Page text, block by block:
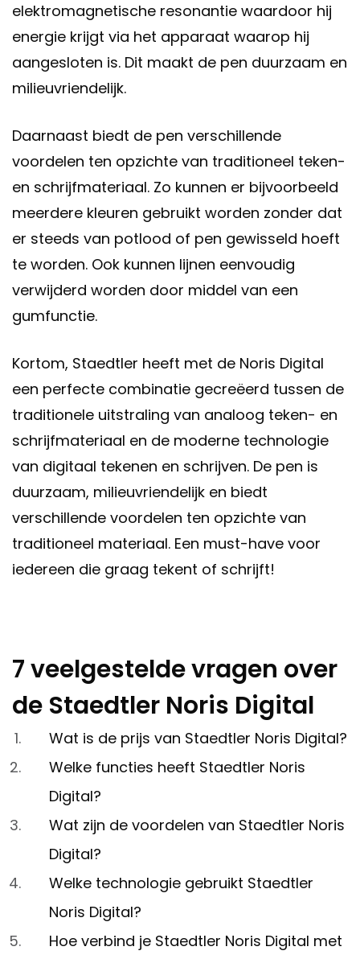
elektromagnetische resonantie waardoor hij
energie krijgt via het apparaat waarop hij
aangesloten is. Dit maakt de pen duurzaam en
milieuvriendelijk.
Daarnaast biedt de pen verschillende
voordelen ten opzichte van traditioneel teken-
en schrijfmateriaal. Zo kunnen er bijvoorbeeld
meerdere kleuren gebruikt worden zonder dat
er steeds van potlood of pen gewisseld hoeft
te worden. Ook kunnen lijnen eenvoudig
verwijderd worden door middel van een
gumfunctie.
Kortom, Staedtler heeft met de Noris Digital
een perfecte combinatie gecreëerd tussen de
traditionele uitstraling van analoog teken- en
schrijfmateriaal en de moderne technologie
van digitaal tekenen en schrijven. De pen is
duurzaam, milieuvriendelijk en biedt
verschillende voordelen ten opzichte van
traditioneel materiaal. Een must-have voor
iedereen die graag tekent of schrijft!
7 veelgestelde vragen over
de Staedtler Noris Digital
Wat is de prijs van Staedtler Noris Digital?
Welke functies heeft Staedtler Noris
Digital?
Wat zijn de voordelen van Staedtler Noris
Digital?
Welke technologie gebruikt Staedtler
Noris Digital?
Hoe verbind je Staedtler Noris Digital met